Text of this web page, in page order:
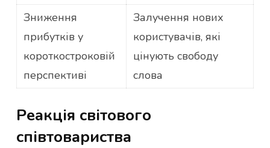
Зниження
прибутків у
короткостроковій
перспективі
Залучення нових
користувачів, які
цінують свободу
слова
Реакція світового
співтовариства